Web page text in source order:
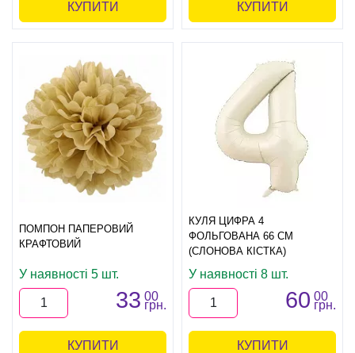
КУПИТИ КУПИТИ
ПОМПОН ПАПЕРОВИЙ
КРАФТОВИЙ
У наявності 5 шт.
33 00
грн.
КУПИТИ
КУЛЯ ЦИФРА 4
ФОЛЬГОВАНА 66 СМ
(СЛОНОВА КІСТКА)
У наявності 8 шт.
60 00
грн.
КУПИТИ